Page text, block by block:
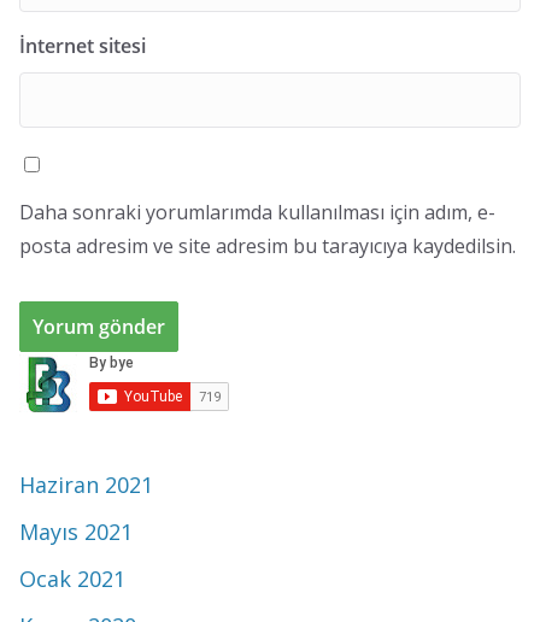
İnternet sitesi
Daha sonraki yorumlarımda kullanılması için adım, e-
posta adresim ve site adresim bu tarayıcıya kaydedilsin.
Haziran 2021
Mayıs 2021
Ocak 2021